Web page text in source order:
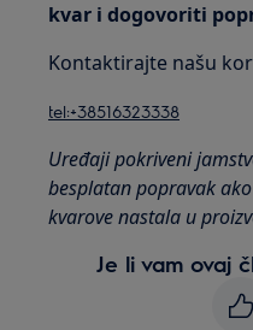
kvar i dogovoriti
Kontaktirajte našu
tel:+38516323338
Uređaji pokriveni
besplatan popravak
kvarove nastala u
Je li vam ovaj